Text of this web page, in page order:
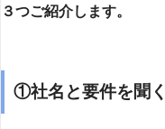
３つご紹介します。
①社名と要件を聞く